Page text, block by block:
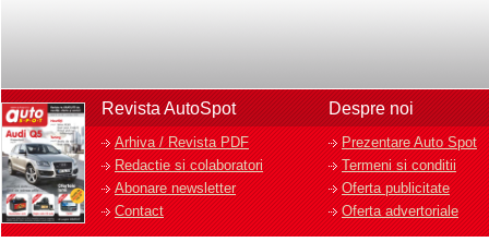
Revista AutoSpot
Arhiva / Revista PDF
Redactie si colaboratori
Abonare newsletter
Contact
Despre noi
Prezentare Auto Spot
Termeni si conditii
Oferta publicitate
Oferta advertoriale